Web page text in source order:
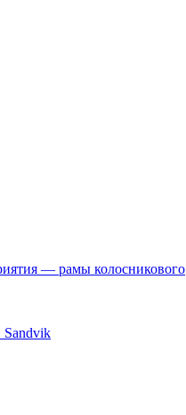
— рамы колосникового
Sandvik